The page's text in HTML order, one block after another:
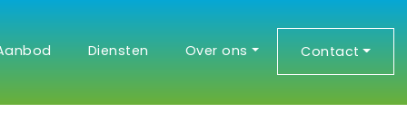
Diensten Over ons Contact